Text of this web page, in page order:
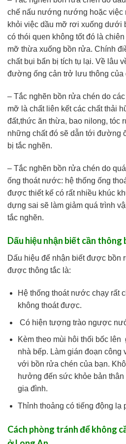
chế nấu nướng nướng hoặc việc
khỏi việc dầu mỡ rơi xuống dưới
có thói quen không tốt đó là
mỡ thừa xuống bồn rửa. Chính
chất bụi bẩn bị tích tụ lại. Về lâu
đường ống cản trở lưu thông của
– Tắc nghẽn bồn rửa chén do
mỡ là chất liên kết các chất thải
đất,thức ăn thừa, bao nilong, tóc
những chất đó sẽ dẫn tới đường
bị tắc nghẽn.
– Tắc nghẽn bồn rửa chén do
ống thoát nước: hệ thống ống
được thiết kế có rất nhiều khúc
dựng sai sẽ làm giảm quá trình
tắc nghẽn.
Dấu hiệu nhận biết cần thông
Dấu hiệu để nhận biết được bồn
được thông tắc là:
Hệ thống thoát nước chạy rất
không thoát được.
Có hiện tượng trào ngược
Kèm theo mùi hôi thối bốc lên
nhà bếp. Làm gián đoạn công
với bồn rửa chén của bạn.
hưởng đến sức khỏe bản
gia đình.
Thỉnh thoảng có tiếng động lạ
Cách phòng tránh để không